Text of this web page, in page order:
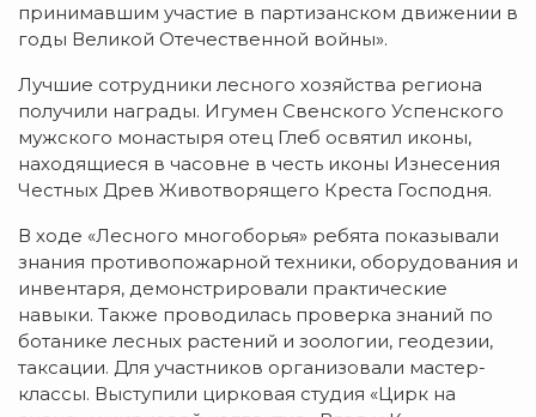
принимавшим участие в партизанском движении в
годы Великой Отечественной войны».
Лучшие сотрудники лесного хозяйства региона
получили награды. Игумен Свенского Успенского
мужского монастыря отец Глеб освятил иконы,
находящиеся в часовне в честь иконы Изнесения
Честных Древ Животворящего Креста Господня.
В ходе «Лесного многоборья» ребята показывали
знания противопожарной техники, оборудования и
инвентаря, демонстрировали практические
навыки. Также проводилась проверка знаний по
ботанике лесных растений и зоологии, геодезии,
таксации. Для участников организовали мастер-
классы. Выступили цирковая студия «Цирк на